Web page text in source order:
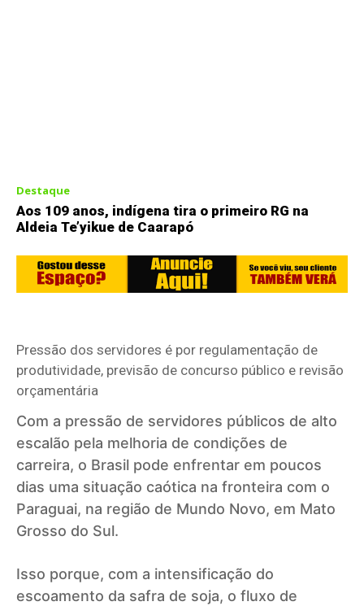
Destaque
Aos 109 anos, indígena tira o primeiro RG na
Aldeia Te’yikue de Caarapó
Pressão dos servidores é por regulamentação de
produtividade, previsão de concurso público e revisão
orçamentária
Com a pressão de servidores públicos de alto
escalão pela melhoria de condições de
carreira, o Brasil pode enfrentar em poucos
dias uma situação caótica na fronteira com o
Paraguai, na região de Mundo Novo, em Mato
Grosso do Sul.
Isso porque, com a intensificação do
escoamento da safra de soja, o fluxo de